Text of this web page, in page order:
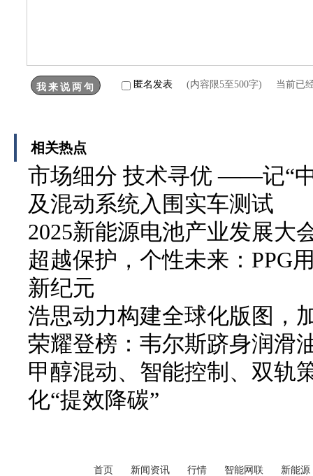
匿名发表 (内容限5至500字) 当前已
相关热点
市场细分 技术寻优 ——记“
及混动系统入围实车测试
2025新能源电池产业发展大
超越保护，个性未来：PPG
新纪元
浩思动力构建全球化版图，
荣耀登榜：韦尔斯跻身润滑
甲醇混动、智能控制、双轨
化“提效降碳”
首页 新闻资讯 行情 智能网联 新能源